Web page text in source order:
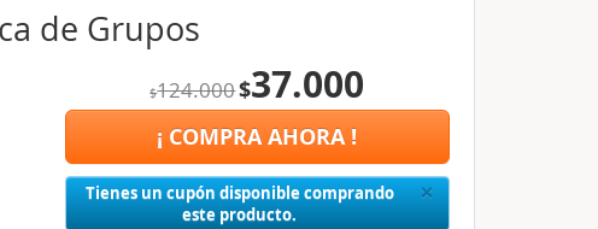
de Grupos
$124.000$37.000
¡ COMPRA AHORA !
×Close
Tienes un cupón disponible comprando
este producto.